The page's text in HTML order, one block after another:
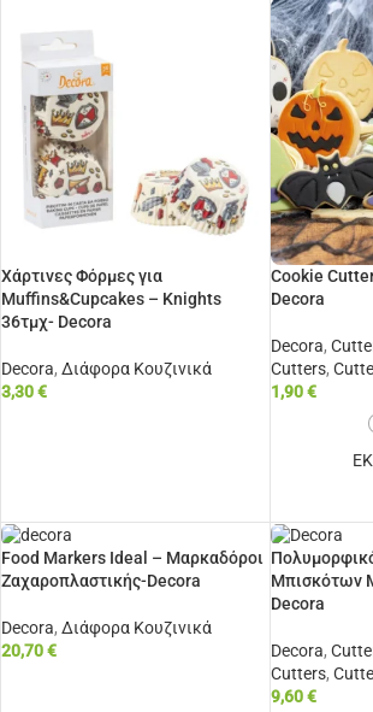
Χάρτινες Φόρμες για
Muffins&Cupcakes – Knights
36τμχ- Decora
Decora, Διάφορα Κουζινικά
3,30€
Cookie
Decora
Decora,
Cutters,
1,90€
Food Markers Ideal – Μαρκαδόροι
Ζαχαροπλαστικής-Decora
Decora, Διάφορα Κουζινικά
20,70€
Μπισκότων
Decora
Decora,
Cutters,
9,60€